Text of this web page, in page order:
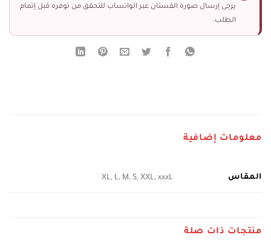
يرجى إرسال صورة الفستان عبر الواتساب للتحقق من توفره قبل إتمام
الطلب.
معلومات إضافية
المقاس XL, L, M, S, XXL, xxxL
منتجات ذات صلة